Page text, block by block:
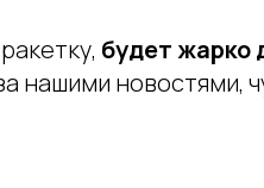
будетжарко
нашими новостями,